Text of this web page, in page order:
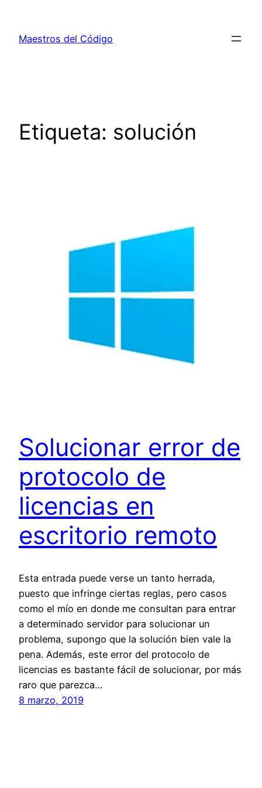
contenido
Maestros del Código
Etiqueta: solución
Solucionar error de
protocolo de
licencias en
escritorio remoto
Esta entrada puede verse un tanto herrada,
puesto que infringe ciertas reglas, pero casos
como el mío en donde me consultan para entrar
a determinado servidor para solucionar un
problema, supongo que la solución bien vale la
pena. Además, este error del protocolo de
licencias es bastante fácil de solucionar, por más
raro que parezca…
8 marzo, 2019